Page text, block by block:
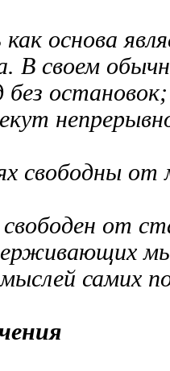
основа
В своем
без
свободны от
от
самих